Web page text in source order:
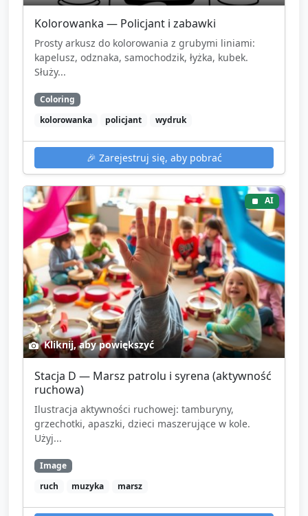
Kolorowanka — Policjant i zabawki
Prosty arkusz do kolorowania z grubymi liniami:
kapelusz, odznaka, samochodzik, łyżka, kubek.
Służy...
Coloring
kolorowanka
policjant wydruk
🎉 Zarejestruj się, aby pobrać
AI
Kliknij, aby powiększyć
Stacja D — Marsz patrolu i syrena (aktywność
ruchowa)
Ilustracja aktywności ruchowej: tamburyny,
grzechotki, apaszki, dzieci maszerujące w kole.
Użyj...
Image
ruch
muzyka marsz